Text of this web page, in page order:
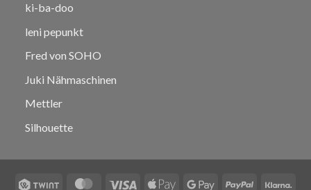
ki-ba-doo
leni pepunkt
Fred von SOHO
Juki Nähmaschinen
Mettler
Silhouette
Twint MasterCard
Visa
Apple
Google PayPal